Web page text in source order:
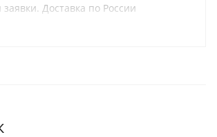
заявки. Доставка по России